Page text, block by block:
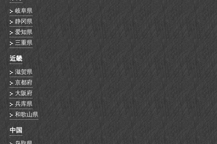
岐阜県
静冈県
爱知県
三重県
近畿
滋贺県
京都府
大阪府
兵库県
和歌山県
中国